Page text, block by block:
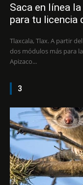
Saca en línea
para tu licencia
Tlaxcala, Tlax. A partir
dos módulos más para
Apizaco...
3